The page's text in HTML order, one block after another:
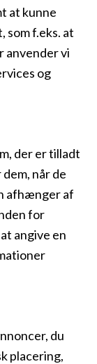
at kunne
som f.eks. at
anvender vi
og
der er tilladt
når de
afhænger af
for
angive en
du
placering,